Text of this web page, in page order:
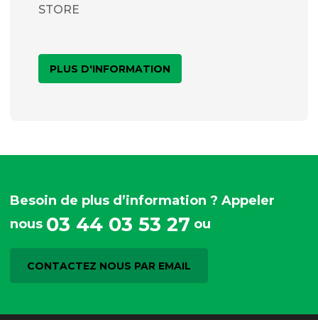
STORE
PLUS D'INFORMATION
Besoin de plus d’information ? Appeler
nous 03 44 03 53 27 ou
CONTACTEZ NOUS PAR EMAIL